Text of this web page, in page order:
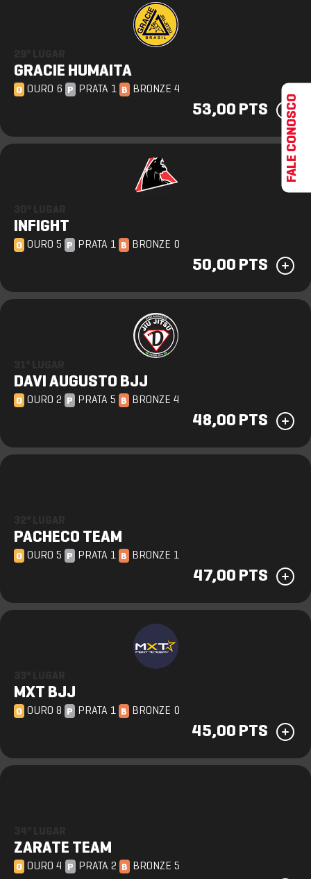
GRACIE HUMAITA
O OURO 6 P PRATA 1 B BRONZE 4
53,00 PTS
INFIGHT
O OURO 5 P PRATA 1 B BRONZE 0
50,00 PTS
DAVI AUGUSTO BJJ
O OURO 2 P PRATA 5 B BRONZE 4
48,00 PTS
PACHECO TEAM
O OURO 5 P PRATA 1 B BRONZE 1
47,00 PTS
MXT BJJ
O OURO 8 P PRATA 1 B BRONZE 0
45,00 PTS
ZARATE TEAM
O OURO 4 P PRATA 2 B BRONZE 5
FALE CONOSCO